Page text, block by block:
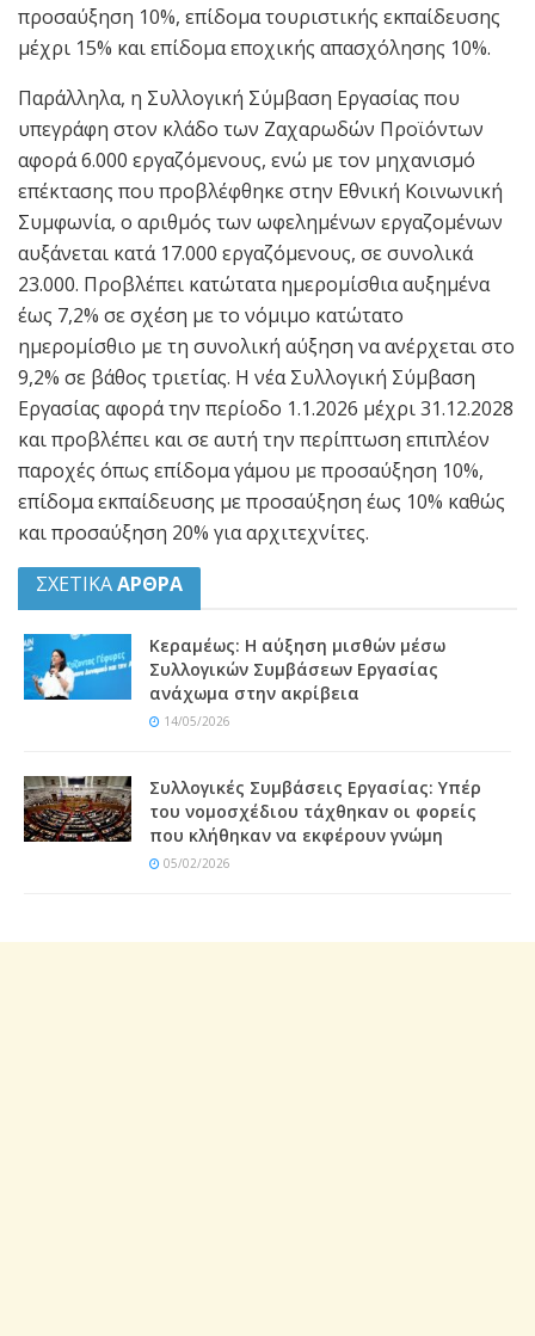
προσαύξηση 10%, επίδομα τουριστικής εκπαίδευσης
μέχρι 15% και επίδομα εποχικής απασχόλησης 10%.
Παράλληλα, η Συλλογική Σύμβαση Εργασίας που
υπεγράφη στον κλάδο των Ζαχαρωδών Προϊόντων
αφορά 6.000 εργαζόμενους, ενώ με τον μηχανισμό
επέκτασης που προβλέφθηκε στην Εθνική Κοινωνική
Συμφωνία, ο αριθμός των ωφελημένων εργαζομένων
αυξάνεται κατά 17.000 εργαζόμενους, σε συνολικά
23.000. Προβλέπει κατώτατα ημερομίσθια αυξημένα
έως 7,2% σε σχέση με το νόμιμο κατώτατο
ημερομίσθιο με τη συνολική αύξηση να ανέρχεται στο
9,2% σε βάθος τριετίας. Η νέα Συλλογική Σύμβαση
Εργασίας αφορά την περίοδο 1.1.2026 μέχρι 31.12.2028
και προβλέπει και σε αυτή την περίπτωση επιπλέον
παροχές όπως επίδομα γάμου με προσαύξηση 10%,
επίδομα εκπαίδευσης με προσαύξηση έως 10% καθώς
και προσαύξηση 20% για αρχιτεχνίτες.
ΣΧΕΤΙΚΑΑΡΘΡΑ
Κεραμέως: Η αύξηση μισθών μέσω
Συλλογικών Συμβάσεων Εργασίας
ανάχωμα στην ακρίβεια
14/05/2026
Συλλογικές Συμβάσεις Εργασίας: Υπέρ
του νομοσχέδιου τάχθηκαν οι φορείς
που κλήθηκαν να εκφέρουν γνώμη
05/02/2026